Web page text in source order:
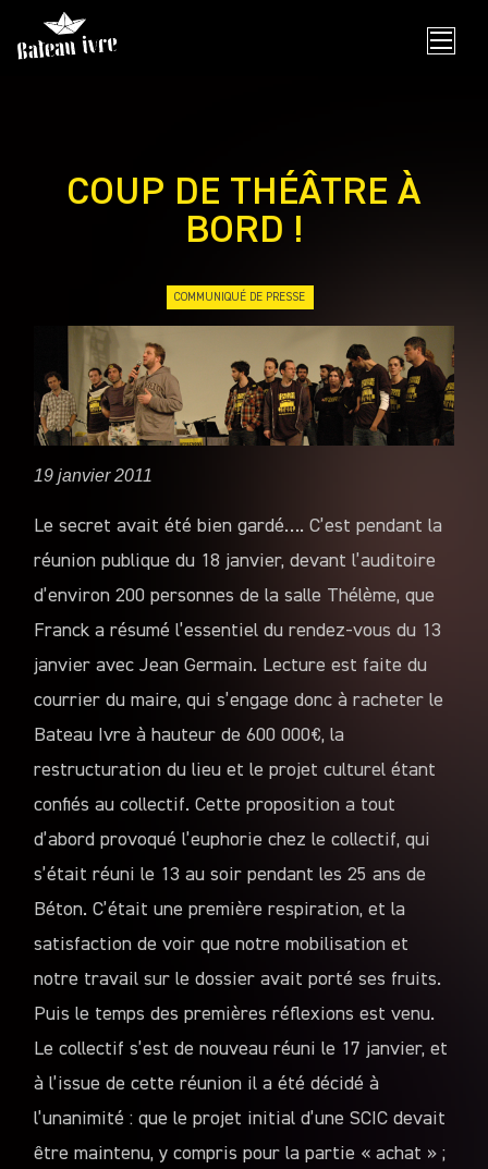
content
COUP DE THÉÂTRE À
BORD !
COMMUNIQUÉ DE PRESSE
19 janvier 2011
Le secret avait été bien gardé…. C’est pendant la
réunion publique du 18 janvier, devant l’auditoire
d’environ 200 personnes de la salle Thélème, que
Franck a résumé l’essentiel du rendez-vous du 13
janvier avec Jean Germain. Lecture est faite du
courrier du maire, qui s’engage donc à racheter le
Bateau Ivre à hauteur de 600 000€, la
restructuration du lieu et le projet culturel étant
confiés au collectif. Cette proposition a tout
d’abord provoqué l’euphorie chez le collectif, qui
s’était réuni le 13 au soir pendant les 25 ans de
Béton. C’était une première respiration, et la
satisfaction de voir que notre mobilisation et
notre travail sur le dossier avait porté ses fruits.
Puis le temps des premières réflexions est venu.
Le collectif s’est de nouveau réuni le 17 janvier, et
à l’issue de cette réunion il a été décidé à
l’unanimité : que le projet initial d’une SCIC devait
être maintenu, y compris pour la partie « achat » ;